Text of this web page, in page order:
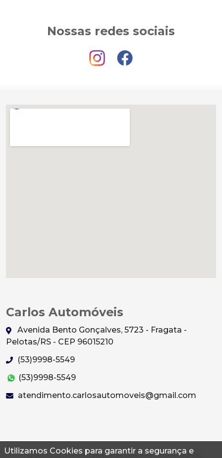
Utilizamos Cookies para garantir a segurança e
Nossas redes sociais
Carlos Automóveis
Avenida Bento Gonçalves, 5723 - Fragata -
Pelotas/RS - CEP 96015210
(53)9998-5549
(53)9998-5549
atendimento.carlosautomoveis@gmail.com
© 2026 Autoconf. Todos os direitos reservados.